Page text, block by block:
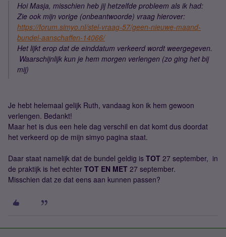
Hoi Masja, misschien heb jij hetzelfde probleem als ik had:
Zie ook mijn vorige (onbeantwoorde) vraag hierover:
https://forum.simyo.nl/stel-vraag-57/geen-nieuwe-maand-
bundel-aanschaffen-14066/
Het lijkt erop dat de einddatum verkeerd wordt weergegeven.
Waarschijnlijk kun je hem morgen verlengen (zo ging het bij
mij)
Je hebt helemaal gelijk Ruth, vandaag kon ik hem gewoon
verlengen. Bedankt!
Maar het is dus een hele dag verschil en dat komt dus doordat
het verkeerd op de mijn simyo pagina staat.
Daar staat namelijk dat de bundel geldig is TOT 27 september, in
de praktijk is het echter TOT EN MET 27 september.
Misschien dat ze dat eens aan kunnen passen?